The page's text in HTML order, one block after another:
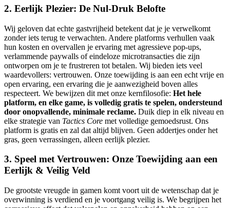
2. Eerlijk Plezier: De Nul-Druk Belofte
Wij geloven dat echte gastvrijheid betekent dat je je verwelkomt
zonder iets terug te verwachten. Andere platforms verhullen vaak
hun kosten en overvallen je ervaring met agressieve pop-ups,
verlammende paywalls of eindeloze microtransacties die zijn
ontworpen om je te frustreren tot betalen. Wij bieden iets veel
waardevollers: vertrouwen. Onze toewijding is aan een echt vrije en
open ervaring, een ervaring die je aanwezigheid boven alles
respecteert. We bewijzen dit met onze kernfilosofie: Het hele
platform, en elke game, is volledig gratis te spelen, ondersteund
door onopvallende, minimale reclame. Duik diep in elk niveau en
elke strategie van Tactics Core met volledige gemoedsrust. Ons
platform is gratis en zal dat altijd blijven. Geen addertjes onder het
gras, geen verrassingen, alleen eerlijk plezier.
3. Speel met Vertrouwen: Onze Toewijding aan een
Eerlijk & Veilig Veld
De grootste vreugde in gamen komt voort uit de wetenschap dat je
overwinning is verdiend en je voortgang veilig is. We begrijpen het